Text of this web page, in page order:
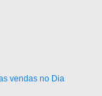
vendas no Dia